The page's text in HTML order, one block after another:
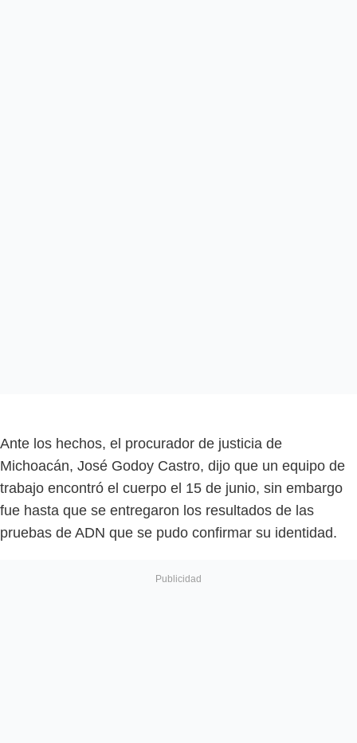
Ante los hechos, el procurador de justicia de
Michoacán, José Godoy Castro, dijo que un equipo de
trabajo encontró el cuerpo el 15 de junio, sin embargo
fue hasta que se entregaron los resultados de las
pruebas de ADN que se pudo confirmar su identidad.